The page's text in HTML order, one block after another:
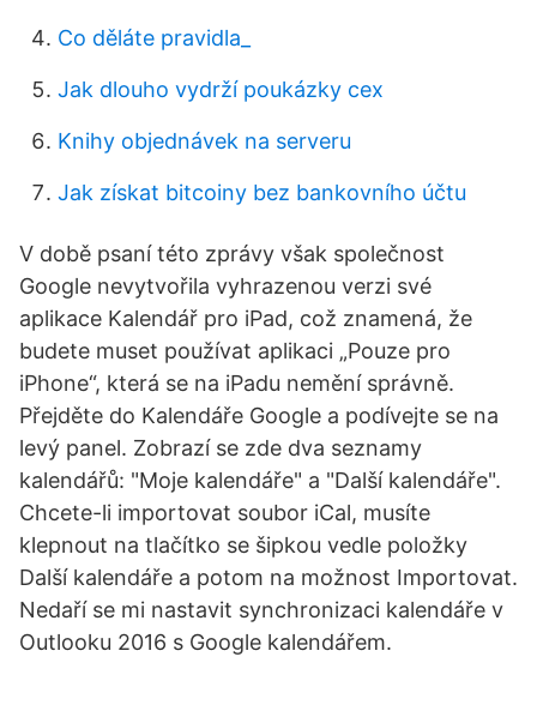
Co děláte pravidla_
Jak dlouho vydrží poukázky cex
Knihy objednávek na serveru
Jak získat bitcoiny bez bankovního účtu
V době psaní této zprávy však společnost
Google nevytvořila vyhrazenou verzi své
aplikace Kalendář pro iPad, což znamená, že
budete muset používat aplikaci „Pouze pro
iPhone“, která se na iPadu nemění správně.
Přejděte do Kalendáře Google a podívejte se na
levý panel. Zobrazí se zde dva seznamy
kalendářů: "Moje kalendáře" a "Další kalendáře".
Chcete-li importovat soubor iCal, musíte
klepnout na tlačítko se šipkou vedle položky
Další kalendáře a potom na možnost Importovat.
Nedaří se mi nastavit synchronizaci kalendáře v
Outlooku 2016 s Google kalendářem.